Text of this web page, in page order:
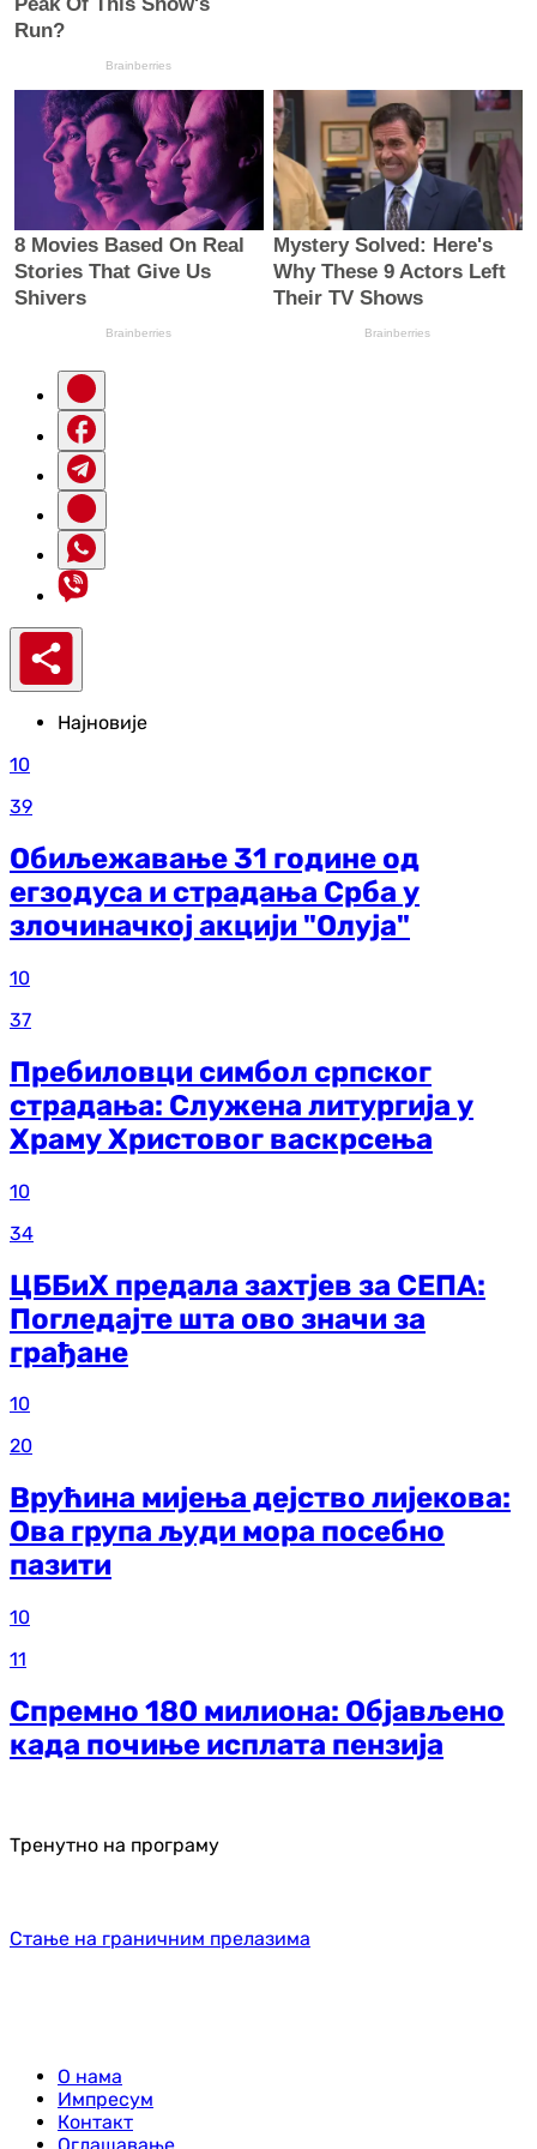
Најновије
10
39
Обиљежавање 31 године од
егзодуса и страдања Срба у
злочиначкој акцији "Олуја"
10
37
Пребиловци симбол српског
страдања: Служена литургија у
Храму Христовог васкрсења
10
34
ЦББиХ предала захтјев за СЕПА:
Погледајте шта ово значи за
грађане
10
20
Врућина мијења дејство лијекова:
Ова група људи мора посебно
пазити
10
11
Спремно 180 милиона: Објављено
када почиње исплата пензија
Тренутно на програму
Стање на граничним прелазима
О нама
Импресум
Контакт